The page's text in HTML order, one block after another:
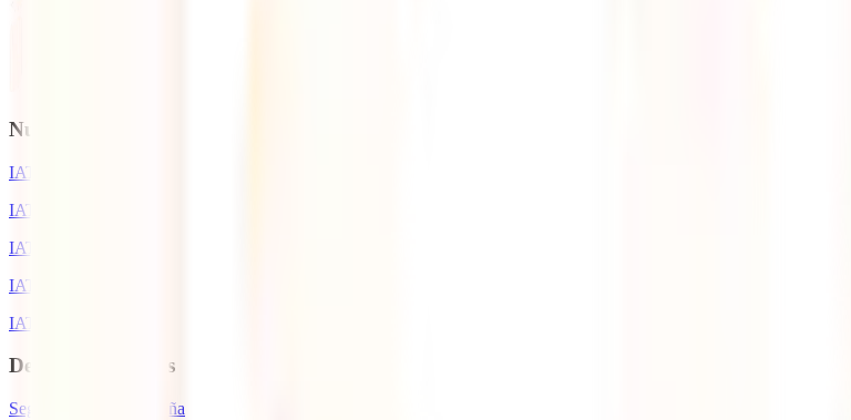
Nuestros seguros
IATI Básico
IATI Estándar
IATI Estrella
IATI Mochilero
IATI Escapadas
Destinos de interés
Seguro de viaje a España